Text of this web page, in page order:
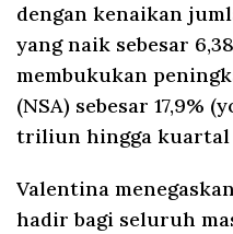
dengan kenaikan
yang naik sebesar
membukukan
(NSA) sebesar 17,9%
triliun hingga kuartal
Valentina
hadir bagi seluruh